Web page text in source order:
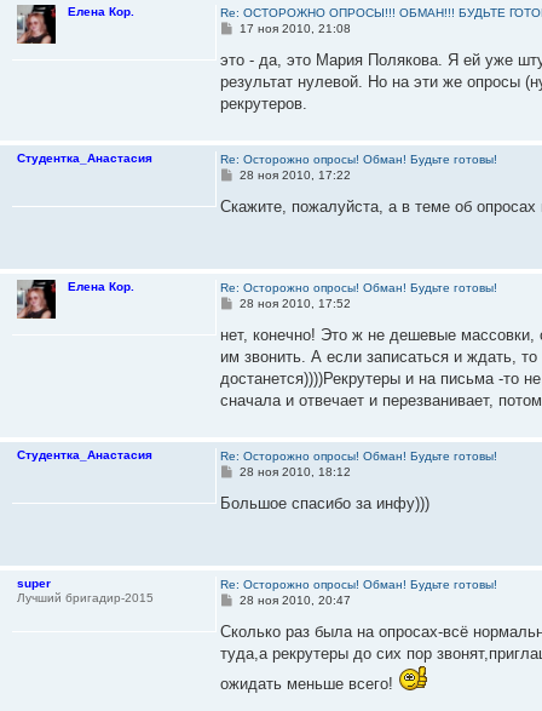
Елена Кор.
Re: ОСТОРОЖНО ОПРОСЫ!!! ОБМАН!!! БУДЬТЕ
С
о
щ
е
е
17 ноя 2010, 21:08
это - да, это Мария Полякова. Я ей уже
результат нулевой. Но на эти же опросы
рекрутеров.
Студентка_Анастасия
Re: Осторожно опросы! Обман! Будьте готовы!
С
о
е
28 ноя 2010, 17:22
Скажите, пожалуйста, а в теме об
Елена Кор.
Re: Осторожно опросы! Обман! Будьте готовы!
С
о
щ
е
и
28 ноя 2010, 17:52
нет, конечно! Это ж не дешевые
им звонить. А если записаться и ждать,
достанется))))Рекрутеры и на письма -то
сначала и отвечает и перезванивает,
Студентка_Анастасия
Re: Осторожно опросы! Обман! Будьте готовы!
С
о
е
28 ноя 2010, 18:12
Большое спасибо за инфу)))
super
Лучший бригадир-2015
Re: Осторожно опросы! Обман! Будьте готовы!
С
о
щ
н
28 ноя 2010, 20:47
Сколько раз была на опросах-всё
туда,а рекрутеры до сих пор
ожидать меньше всего!